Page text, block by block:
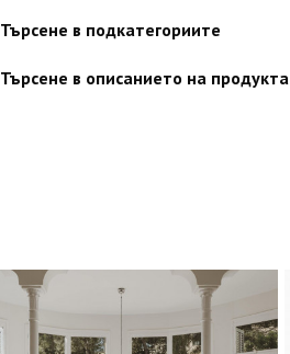
Търсене в подкатегориите
Търсене в описанието на продукта